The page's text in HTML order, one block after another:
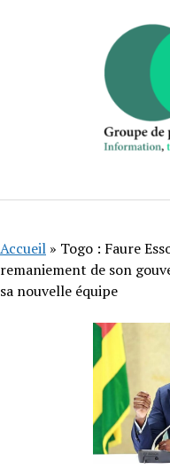
Accueil » Togo : Faure
remaniement de son
sa nouvelle équipe